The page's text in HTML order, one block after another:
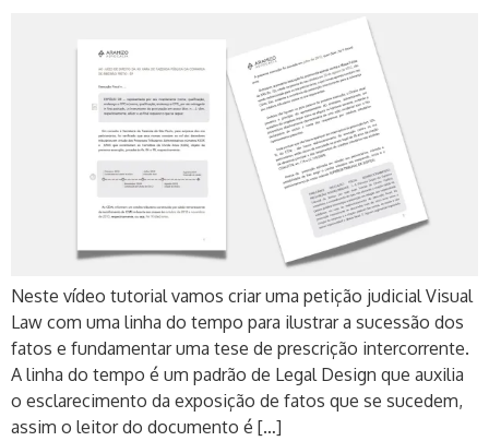
Neste vídeo tutorial vamos criar uma petição judicial Visual
Law com uma linha do tempo para ilustrar a sucessão dos
fatos e fundamentar uma tese de prescrição intercorrente.
A linha do tempo é um padrão de Legal Design que auxilia
o esclarecimento da exposição de fatos que se sucedem,
assim o leitor do documento é […]